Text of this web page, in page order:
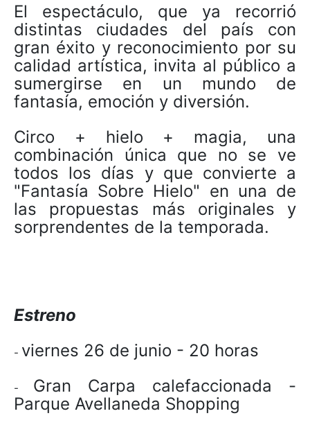
El espectáculo, que ya recorrió
distintas ciudades del país con
gran éxito y reconocimiento por su
calidad artística, invita al público a
sumergirse en un mundo de
fantasía, emoción y diversión.
Circo + hielo + magia, una
combinación única que no se ve
todos los días y que convierte a
"Fantasía Sobre Hielo" en una de
las propuestas más originales y
sorprendentes de la temporada.
Estreno
- viernes 26 de junio - 20 horas
- Gran Carpa calefaccionada -
Parque Avellaneda Shopping